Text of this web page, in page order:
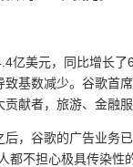
亿美元，同比增长
基数减少。谷歌首
献者，旅游、金融
，谷歌的广告业务
都不担心极具传染